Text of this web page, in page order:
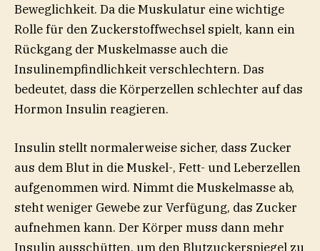
Beweglichkeit. Da die Muskulatur eine wichtige
Rolle für den Zuckerstoffwechsel spielt, kann ein
Rückgang der Muskelmasse auch die
Insulinempfindlichkeit verschlechtern. Das
bedeutet, dass die Körperzellen schlechter auf das
Hormon Insulin reagieren.
Insulin stellt normalerweise sicher, dass Zucker
aus dem Blut in die Muskel-, Fett- und Leberzellen
aufgenommen wird. Nimmt die Muskelmasse ab,
steht weniger Gewebe zur Verfügung, das Zucker
aufnehmen kann. Der Körper muss dann mehr
Insulin ausschütten, um den Blutzuckerspiegel zu